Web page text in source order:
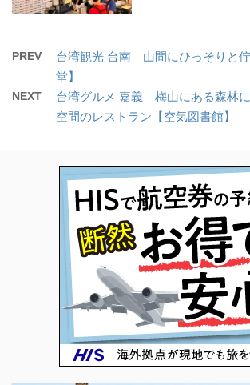
PREV
台湾観光 台南｜山間にひっそりと
堂】
NEXT
台湾グルメ 嘉義｜梅山にある森林
空間のレストラン【空気図書館】